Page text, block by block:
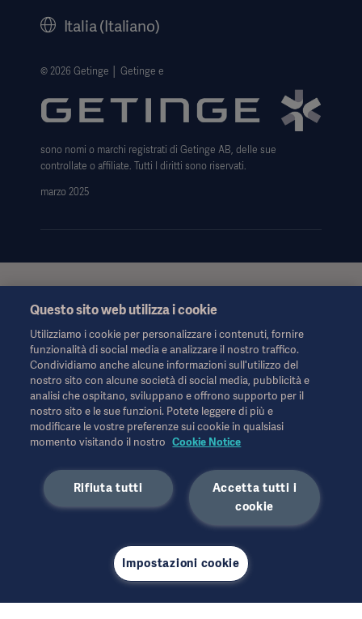
Data Subject Request Form
Trasparenza
Modello 231
Italia (Italiano)
© 2026 Getinge │ Getinge e
sono nomi o marchi registrati di Getinge AB, delle sue
controllate o affiliate. Tutti I diritti sono riservati.
marzo 2025
sanitari o ad altri professionisti e hanno uno scopo puramente
informativo, non sono esaustive e pertanto non devono essere
considerate una sostituzione delle Istruzioni per l'uso, del
manuale di assistenza o della consulenza medica. Getinge non
si assume alcuna responsabilità per qualsiasi azione o
omissione di terzi basata su questo materiale e l'affidamento è
esclusivamente a rischio dell'utente.
Qualsiasi terapia, soluzione o prodotto menzionato potrebbe
non essere disponibile o consentito nel proprio Paese. Le
in parte, senza l'autorizzazione scritta di Getinge.
Queste informazioni sono destinate a un pubblico internazionale
esclusivamente quelle degli intervistati e non riflettono o
rappresentano necessariamente le opinioni di Getinge.
Questo sito web utilizza i cookie
Utilizziamo i cookie per personalizzare i contenuti, fornire
funzionalità di social media e analizzare il nostro traffico.
Condividiamo anche alcune informazioni sull'utilizzo del
nostro sito con alcune società di social media, pubblicità e
analisi che ospitano, sviluppano e offrono supporto per il
nostro sito e le sue funzioni. Potete leggere di più e
modificare le vostre preferenze sui cookie in qualsiasi
momento visitando il nostro Cookie Notice
Accetta tutti i
cookie
Rifiuta tutti
Impostazioni cookie